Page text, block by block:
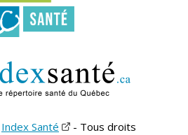
Index Santé
- Tous droits